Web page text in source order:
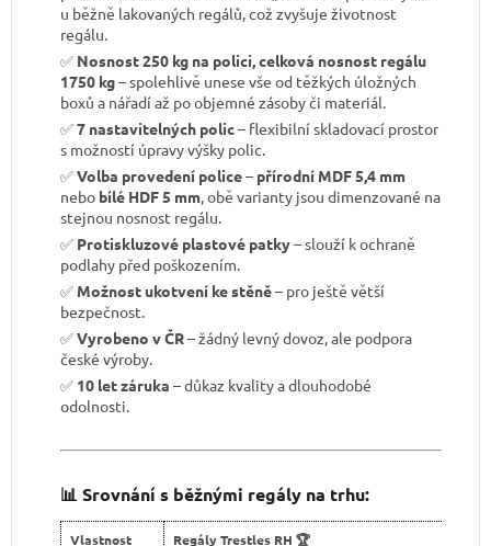
u běžně lakovaných regálů, což zvyšuje životnost
regálu.
✅ Nosnost 250 kg na polici, celková nosnost regálu
1750 kg– spolehlivě unese vše od těžkých úložných
boxů a nářadí až po objemné zásoby či materiál.
✅7 nastavitelných polic– flexibilní skladovací prostor
s možností úpravy výšky polic.
✅Volba provedení police– přírodní MDF 5,4 mm
nebo bílé HDF 5 mm, obě varianty jsou dimenzované na
stejnou nosnost regálu.
✅ Protiskluzové plastové patky– slouží k ochraně
podlahy před poškozením.
✅ Možnost ukotvení ke stěně– pro ještě větší
bezpečnost.
✅Vyrobeno v ČR– žádný levný dovoz, ale podpora
české výroby.
✅ 10 let záruka – důkaz kvality a dlouhodobé
odolnosti.
📊 Srovnání s běžnými regály na trhu:
Vlastnost Regály Trestles RH 🏆